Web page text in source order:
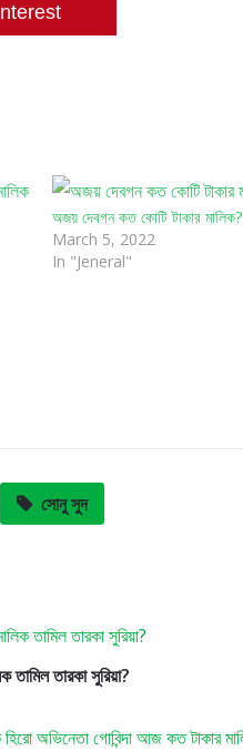
অজয় দেবগন কত কোটি টাকার মালিক?
March 5, 2022
In "Jeneral"
সোনু সুদ
তামিল তারকা সুরিয়া?